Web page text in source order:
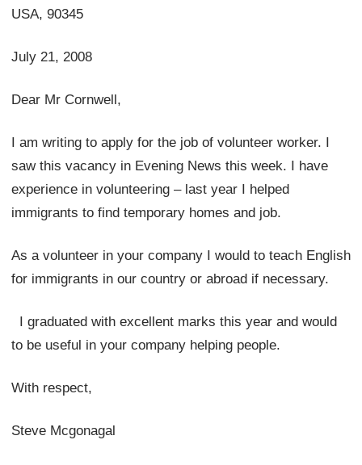
USA, 90345
July 21, 2008
Dear Mr Cornwell,
I am writing to apply for the job of volunteer worker. I
saw this vacancy in Evening News this week. I have
experience in volunteering – last year I helped
immigrants to find temporary homes and job.
As a volunteer in your company I would to teach English
for immigrants in our country or abroad if necessary.
I graduated with excellent marks this year and would
to be useful in your company helping people.
With respect,
Steve Mcgonagal